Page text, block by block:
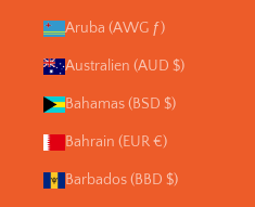
Aruba (AWG ƒ)
Australien (AUD $)
Bahamas (BSD $)
Bahrain (EUR €)
Barbados (BBD $)